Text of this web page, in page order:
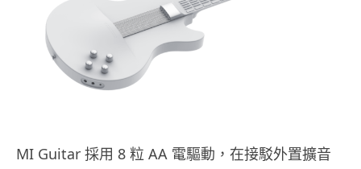
MI Guitar 採用 8 粒 AA 電驅動，在接駁外置擴音